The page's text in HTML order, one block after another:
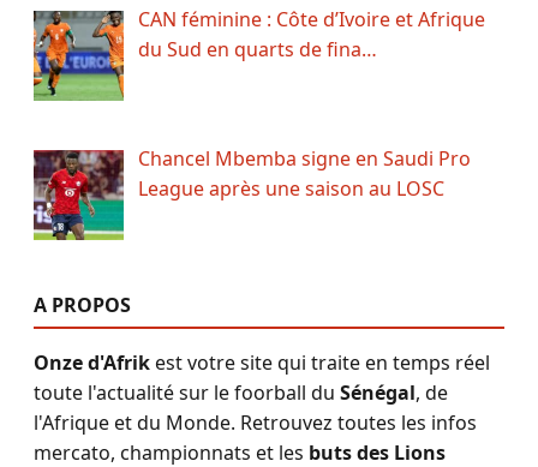
CAN féminine : Côte d’Ivoire et Afrique
du Sud en quarts de fina…
Chancel Mbemba signe en Saudi Pro
League après une saison au LOSC
A PROPOS
Onze d'Afrikest votre site qui traite en temps réel
toute l'actualité sur le foorball du Sénégal, de
l'Afrique et du Monde. Retrouvez toutes les infos
mercato, championnats et les buts des Lions